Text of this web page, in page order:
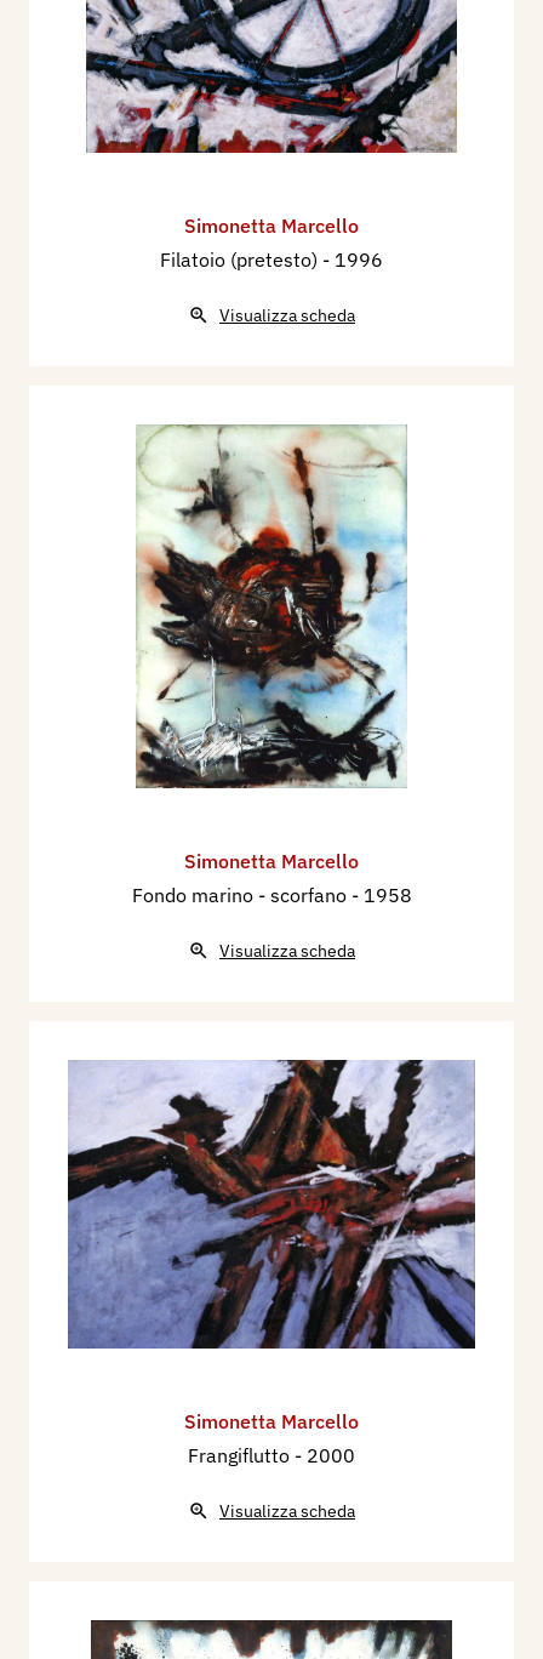
Simonetta Marcello
Filatoio (pretesto) - 1996
Visualizza scheda
Simonetta Marcello
Fondo marino - scorfano - 1958
Visualizza scheda
Simonetta Marcello
Frangiflutto - 2000
Visualizza scheda